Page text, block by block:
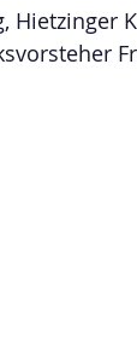
Hietzinger